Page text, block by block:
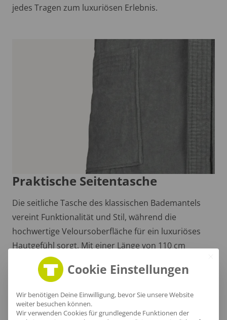
jedes Tragen zum luxuriösen Erlebnis.
Praktische Seitentasche
Die seitliche Tasche des klassischen Bademantels
vereint Funktionalität und Stil, während die
hochwertige Veloursoberfläche für ein luxuriöses
Hautgefühl sorgt. Mit einer Länge von 110 cm
umhüllt er dich sanft und stilvoll.
Cookie Einstellungen
Wir benötigen Deine Einwilligung, bevor Sie unsere Website
weiter besuchen können.
Wir verwenden Cookies für grundlegende Funktionen der